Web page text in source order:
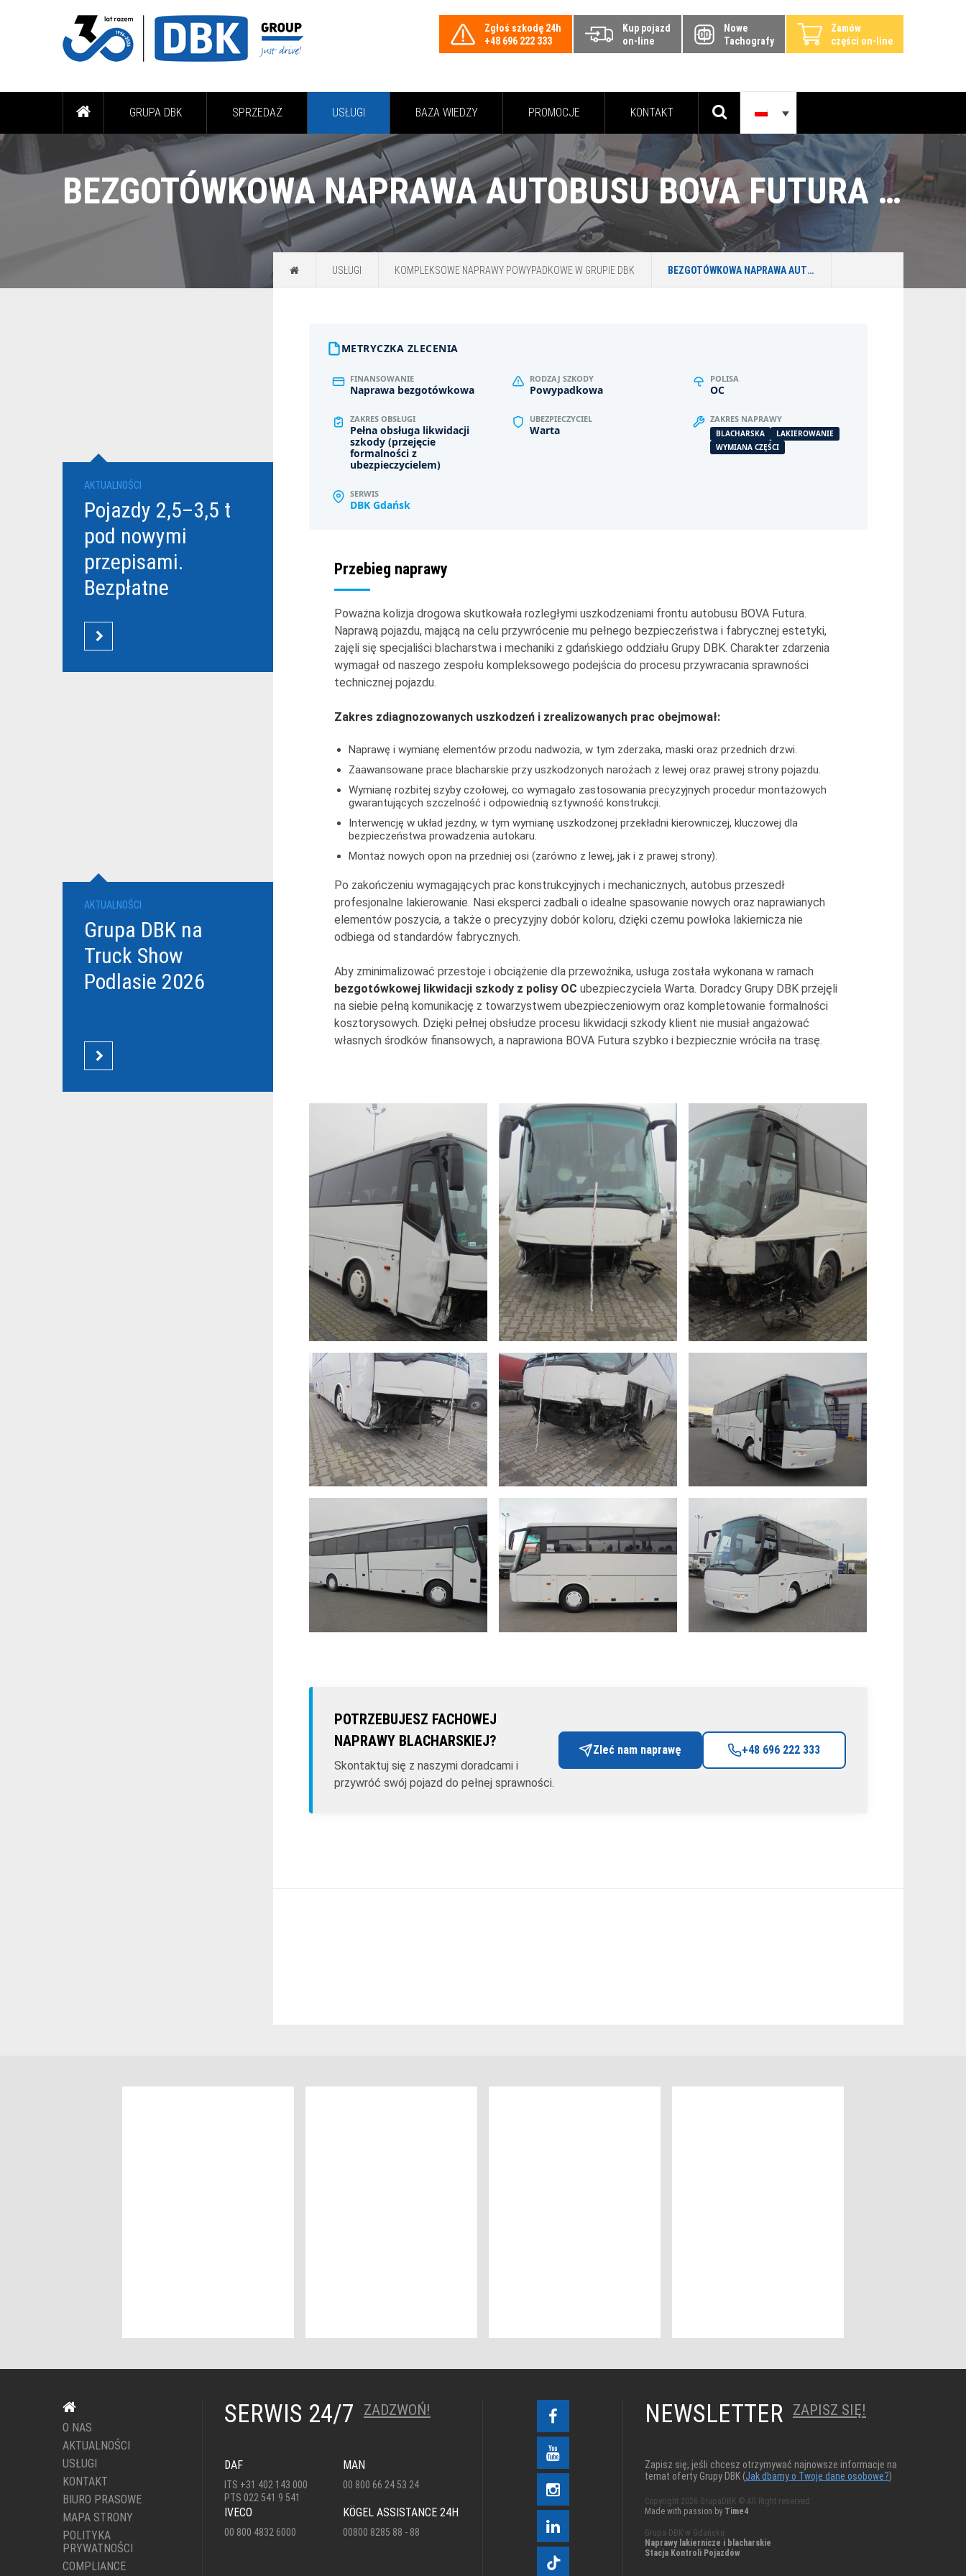
Zgłoś szkodę 24h
+48 696 222 333
Kup pojazd
on-line
Nowe
Tachografy
Zamów
części on-line
GRUPA DBK SPRZEDAŻ USŁUGI BAZA WIEDZY PROMOCJE KONTAKT
BEZGOTÓWKOWA NAPRAWA AUTOBUSU BOVA FUTURA Z POLISY WARTA W GDAŃSKU
AKTUALNOŚCI
Pojazdy 2,5–3,5 t
pod nowymi
przepisami.
Bezpłatne
DBK dla
przewoźników
CZYTAJ WIĘCEJ
AKTUALNOŚCI
Grupa DBK na
Truck Show
Podlasie 2026
CZYTAJ WIĘCEJ
USŁUGI KOMPLEKSOWE NAPRAWY POWYPADKOWE W GRUPIE DBK BEZGOTÓWKOWA NAPRAWA AUTOBUSU BOVA FUTURA Z POLISY WARTA W GDAŃSKU
METRYCZKA ZLECENIA
FINANSOWANIE
Naprawa bezgotówkowa
RODZAJ SZKODY
Powypadkowa
POLISA
OC
ZAKRES OBSŁUGI
Pełna obsługa likwidacji
szkody (przejęcie
formalności z
ubezpieczycielem)
UBEZPIECZYCIEL
Warta
ZAKRES NAPRAWY
BLACHARSKA
LAKIEROWANIE
WYMIANA CZĘŚCI
SERWIS
DBK Gdańsk
Przebieg naprawy
Poważna kolizja drogowa skutkowała rozległymi uszkodzeniami frontu autobusu BOVA Futura.
Naprawą pojazdu, mającą na celu przywrócenie mu pełnego bezpieczeństwa i fabrycznej estetyki,
zajęli się specjaliści blacharstwa i mechaniki z gdańskiego oddziału Grupy DBK. Charakter zdarzenia
wymagał od naszego zespołu kompleksowego podejścia do procesu przywracania sprawności
technicznej pojazdu.
Zakres zdiagnozowanych uszkodzeń i zrealizowanych prac obejmował:
Naprawę i wymianę elementów przodu nadwozia, w tym zderzaka, maski oraz przednich drzwi.
Zaawansowane prace blacharskie przy uszkodzonych narożach z lewej oraz prawej strony pojazdu.
Wymianę rozbitej szyby czołowej, co wymagało zastosowania precyzyjnych procedur montażowych
gwarantujących szczelność i odpowiednią sztywność konstrukcji.
Interwencję w układ jezdny, w tym wymianę uszkodzonej przekładni kierowniczej, kluczowej dla
bezpieczeństwa prowadzenia autokaru.
Montaż nowych opon na przedniej osi (zarówno z lewej, jak i z prawej strony).
Po zakończeniu wymagających prac konstrukcyjnych i mechanicznych, autobus przeszedł
profesjonalne lakierowanie. Nasi eksperci zadbali o idealne spasowanie nowych oraz naprawianych
elementów poszycia, a także o precyzyjny dobór koloru, dzięki czemu powłoka lakiernicza nie
odbiega od standardów fabrycznych.
Aby zminimalizować przestoje i obciążenie dla przewoźnika, usługa została wykonana w ramach
bezgotówkowej likwidacji szkody z polisy OC ubezpieczyciela Warta. Doradcy Grupy DBK przejęli
na siebie pełną komunikację z towarzystwem ubezpieczeniowym oraz kompletowanie formalności
kosztorysowych. Dzięki pełnej obsłudze procesu likwidacji szkody klient nie musiał angażować
własnych środków finansowych, a naprawiona BOVA Futura szybko i bezpiecznie wróciła na trasę.
POTRZEBUJESZ FACHOWEJ
NAPRAWY BLACHARSKIEJ?
Skontaktuj się z naszymi doradcami i
przywróć swój pojazd do pełnej sprawności.
Zleć nam naprawę +48 696 222 333
O NAS
AKTUALNOŚCI
USŁUGI
KONTAKT
BIURO PRASOWE
MAPA STRONY
POLITYKA
PRYWATNOŚCI
COMPLIANCE
SERWIS 24/7 ZADZWOŃ!
DAF
ITS +31 402 143 000
PTS 022 541 9 541
MAN
00 800 66 24 53 24
IVECO
00 800 4832 6000
KÖGEL ASSISTANCE 24H
00800 8285 88 - 88
NEWSLETTER ZAPISZ SIĘ!
Zapisz się, jeśli chcesz otrzymywać najnowsze informacje na
temat oferty Grupy DBK (Jak dbamy o Twoje dane osobowe?)
Copyright 2026 GrupaDBK © All Right reserved
Made with passion by Time4
Grupa DBK w Gdańsku:
Naprawy lakiernicze i blacharskie
Stacja Kontroli Pojazdów